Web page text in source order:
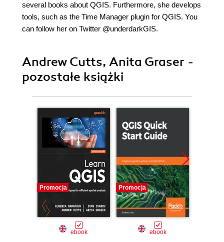
several books about QGIS. Furthermore, she develops
tools, such as the Time Manager plugin for QGIS. You
can follow her on Twitter @underdarkGIS.
Andrew Cutts, Anita Graser -
pozostałe książki
Promocja
ebook
Promocja
ebook